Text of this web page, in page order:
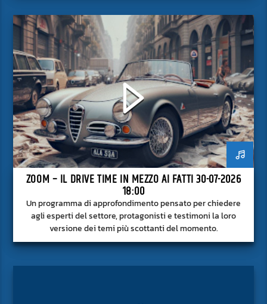
ZOOM – IL DRIVE TIME IN MEZZO AI FATTI 30-07-2026
18:00
Un programma di approfondimento pensato per chiedere
agli esperti del settore, protagonisti e testimoni la loro
versione dei temi più scottanti del momento.